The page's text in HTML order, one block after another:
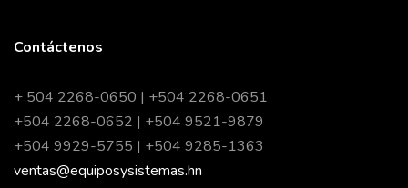
Contáctenos
+ 504 2268-0650 | +504 2268-0651
+504 2268-0652 | +504 9521-9879
+504 9929-5755 | +504 9285-1363
ventas@equiposysistemas.hn